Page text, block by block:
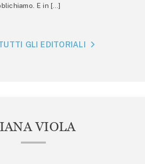
E in […]
GLI EDITORIALI
VIOLA